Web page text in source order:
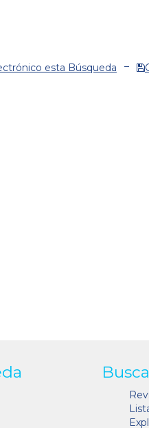
esta Búsqueda